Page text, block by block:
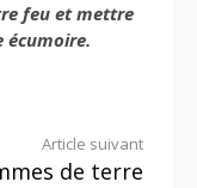
feu et mettre
écumoire.
Article suivant
de terre